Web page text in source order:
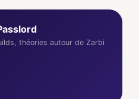
théories autour de Zarbi